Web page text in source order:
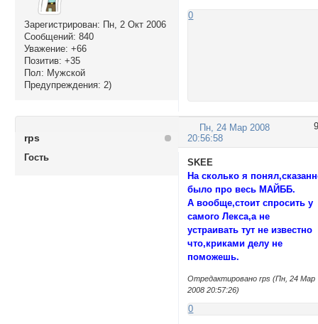
Зарегистрирован: Пн, 2 Окт 2006
Сообщений: 840
Уважение: +66
Позитив: +35
Пол: Мужской
Предупреждения: 2)
0
9
Пн, 24 Мар 2008
20:56:58
rps
Гость
SKEE
На сколько я
было про весь МАЙББ.
А вообще,стоит спросить у
самого Лекса,а не
устраивать тут не известно
что,криками делу не
поможешь.
Отредактировано rps (Пн, 24 Мар
2008 20:57:26)
0